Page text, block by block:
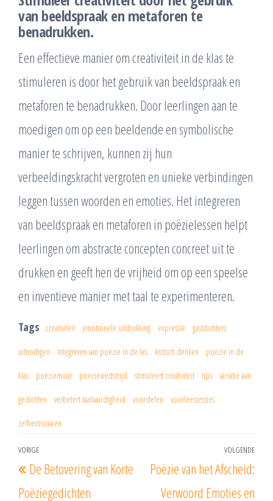
van beeldspraak en metaforen te
benadrukken.
Een effectieve manier om creativiteit in de klas te
stimuleren is door het gebruik van beeldspraak en
metaforen te benadrukken. Door leerlingen aan te
moedigen om op een beeldende en symbolische
manier te schrijven, kunnen zij hun
verbeeldingskracht vergroten en unieke verbindingen
leggen tussen woorden en emoties. Het integreren
van beeldspraak en metaforen in poëzielessen helpt
leerlingen om abstracte concepten concreet uit te
drukken en geeft hen de vrijheid om op een speelse
en inventieve manier met taal te experimenteren.
Tags creativiteit emotionele uitdrukking expressie gastdichters
uitnodigen integreren van poëzie in de les kritisch denken poëzie in de
klas poëziemuur poëziewedstrijd stimuleert creativiteit tips variatie aan
gedichten verbetert taalvaardigheid voordelen voorleessessies
zelfvertrouwen
Berichtnavigatie
Vorig
bericht
VORIGE
De Betovering van Korte
Poëziegedichten
VOLGENDE
Poëzie van het Afscheid:
Verwoord Emoties en